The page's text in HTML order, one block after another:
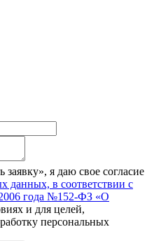
я даю свое согласие
данных, в соответствии с
года №152-ФЗ «О
и для целей,
персональных